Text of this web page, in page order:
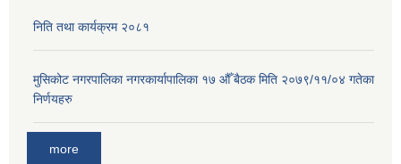
निति तथा कार्यक्रम २०८१
मुसिकोट नगरपालिका नगरकार्यापालिका १७ औँ बैठक मिति २०७९/११/०४ गतेका
निर्णयहरु
more